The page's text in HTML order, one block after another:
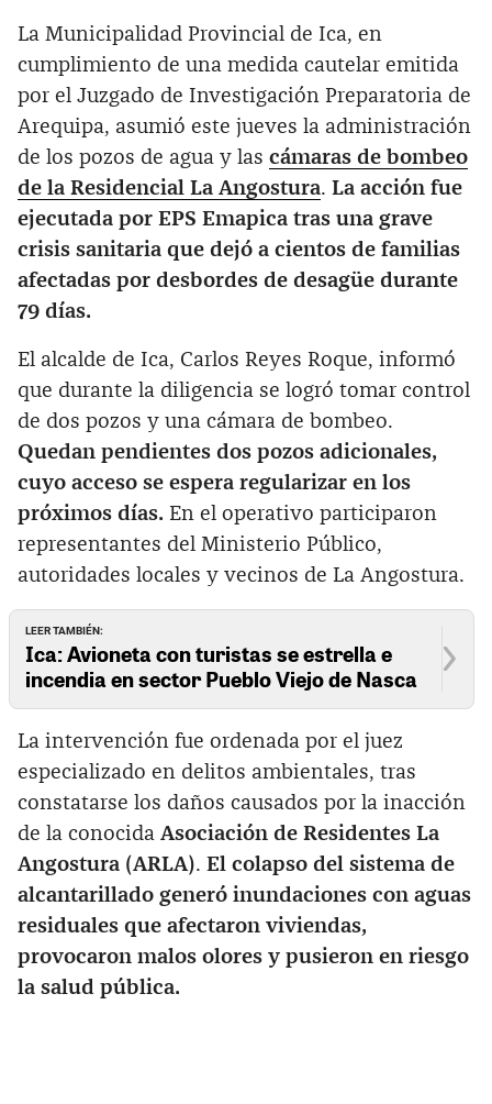
La Municipalidad Provincial de Ica, en
cumplimiento de una medida cautelar emitida
por el Juzgado de Investigación Preparatoria de
Arequipa, asumió este jueves la administración
de los pozos de agua y las cámaras de bombeo
de la Residencial La Angostura. La acción fue
ejecutada por EPS Emapica tras una grave
crisis sanitaria que dejó a cientos de familias
afectadas por desbordes de desagüe durante
79 días.
El alcalde de Ica, Carlos Reyes Roque, informó
que durante la diligencia se logró tomar control
de dos pozos y una cámara de bombeo.
Quedan pendientes dos pozos adicionales,
cuyo acceso se espera regularizar en los
próximos días. En el operativo participaron
representantes del Ministerio Público,
autoridades locales y vecinos de La Angostura.
LEER TAMBIÉN:
Ica: Avioneta con turistas se estrella e
incendia en sector Pueblo Viejo de Nasca
La intervención fue ordenada por el juez
especializado en delitos ambientales, tras
constatarse los daños causados por la inacción
de la conocida Asociación de Residentes La
Angostura (ARLA). El colapso del sistema de
alcantarillado generó inundaciones con aguas
residuales que afectaron viviendas,
provocaron malos olores y pusieron en riesgo
la salud pública.